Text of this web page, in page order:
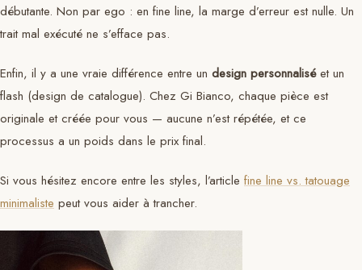
débutante. Non par ego : en fine line, la marge d’erreur est nulle. Un
trait mal exécuté ne s’efface pas.
Enfin, il y a une vraie différence entre un design personnaliséet un
flash (design de catalogue). Chez Gi Bianco, chaque pièce est
originale et créée pour vous — aucune n’est répétée, et ce
processus a un poids dans le prix final.
Si vous hésitez encore entre les styles, l’article fine line vs. tatouage
minimaliste peut vous aider à trancher.